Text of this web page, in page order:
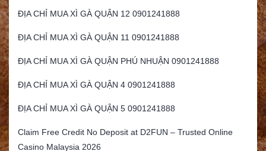
ĐỊA CHỈ MUA XÌ GÀ QUẬN 12 0901241888
ĐỊA CHỈ MUA XÌ GÀ QUẬN 11 0901241888
ĐỊA CHỈ MUA XÌ GÀ QUẬN PHÚ NHUẬN 0901241888
ĐỊA CHỈ MUA XÌ GÀ QUẬN 4 0901241888
ĐỊA CHỈ MUA XÌ GÀ QUẬN 5 0901241888
Claim Free Credit No Deposit at D2FUN – Trusted Online
Casino Malaysia 2026